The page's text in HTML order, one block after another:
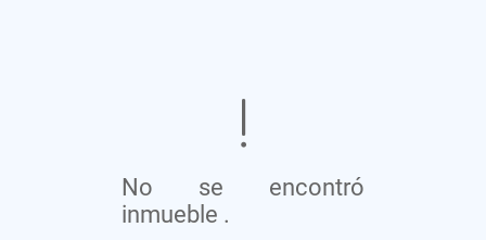
No se encontró
inmueble .